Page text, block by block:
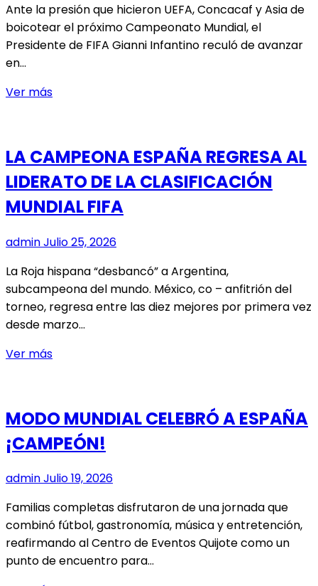
Ante la presión que hicieron UEFA, Concacaf y Asia de
boicotear el próximo Campeonato Mundial, el
Presidente de FIFA Gianni Infantino reculó de avanzar
en…
Ver másSE
DE
PRIVATIZAR
LA
COPA
DEL
MUNDO
LA CAMPEONA ESPAÑA REGRESA AL
LIDERATO DE LA CLASIFICACIÓN
MUNDIAL FIFA
adminJulio 25, 2026
La Roja hispana “desbancó” a Argentina,
subcampeona del mundo. México, co – anfitrión del
torneo, regresa entre las diez mejores por primera vez
desde marzo…
Ver másLA
AL
LIDERATO
LA
MUNDIAL
FIFA
MODO MUNDIAL CELEBRÓ A ESPAÑA
¡CAMPEÓN!
adminJulio 19, 2026
Familias completas disfrutaron de una jornada que
combinó fútbol, gastronomía, música y entretención,
reafirmando al Centro de Eventos Quijote como un
punto de encuentro para…